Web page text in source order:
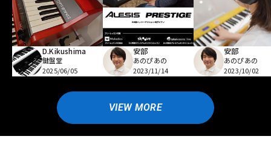
D.Kikushima
鍵盤堂
2025/06/05
安部
あのぴあの
2023/11/14
安部
あのぴあの
2023/10/02
VIEW MORE